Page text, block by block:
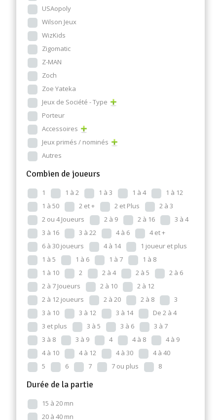
USAopoly
Wilson Jeux
WizKids
Zigomatic
Z-MAN
Zoch
Zoe Yateka
Jeux de Société - Type
Porteur
Accessoires
Jeux primés / nominés
Autres
Combien de joueurs
1 1 à 2 1 à 3 1 à 4
1 à 12
1 à 50
2 et + 2 et Plus
2 à 3
2 ou 4 Joueurs
2 à 9 2 à 16
3 à 4
3 à 16
3 à 22 4 à 6
4 et +
6 à 30 joueurs
4 à 14
1 joueur et plus
1 à 5
1 à 6 1 à 7
1 à 8
1 à 10
2 2 à 4 2 à 5
2 à 6
2 à 7 Joueurs
2 à 10
2 à 12
2 à 12 joueurs
2 à 20 2 à 8
3
3 à 10
3 à 12 3 à 14
De 2 à 4
3 et plus
3 à 5 3 à 6
3 à 7
3 à 8
3 à 9 4 4 à 8
4 à 9
4 à 10
4 à 12 4 à 30
4 à 40
5
6 7 7 ou plus 8
Durée de la partie
15 à 20 mn
20 à 40 mn